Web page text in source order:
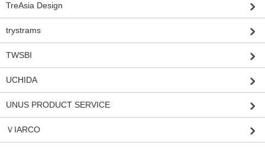
TreAsia Design
trystrams
TWSBI
UCHIDA
UNUS PRODUCT SERVICE
ＶIARCO